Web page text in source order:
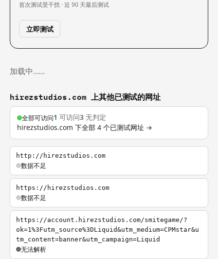
首次测试受干扰 · 近 90 天最后测试
立即测试
加载中……
hirezstudios.com 上其他已测试的网址
全部可访问1 可访问3 无判定
hirezstudios.com 下全部 4 个已测试网址 →
http://hirezstudios.com
数据不足
https://hirezstudios.com
数据不足
https://account.hirezstudios.com/smitegame/?
ok=1%3Futm_source%3DLiquid&utm_medium=CPMstar&u
tm_content=banner&utm_campaign=Liquid
无法解析